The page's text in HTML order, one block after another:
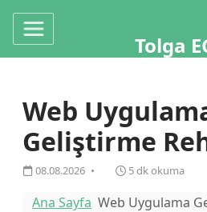
Tolga
Web
Geliştirme
08.08.2026 5 dk okuma
Ana Sayfa Web Uygulama